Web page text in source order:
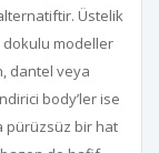
Üstelik
dokulu modeller
dantel veya
body’ler ise
pürüzsüz bir hat